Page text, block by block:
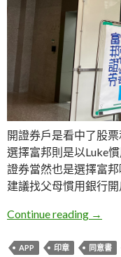
開證券戶是看中了股
選擇富邦則是以Luke
證券當然也是選擇富邦
建議找父母慣用銀行
Continue reading →
APP 印章 同意書